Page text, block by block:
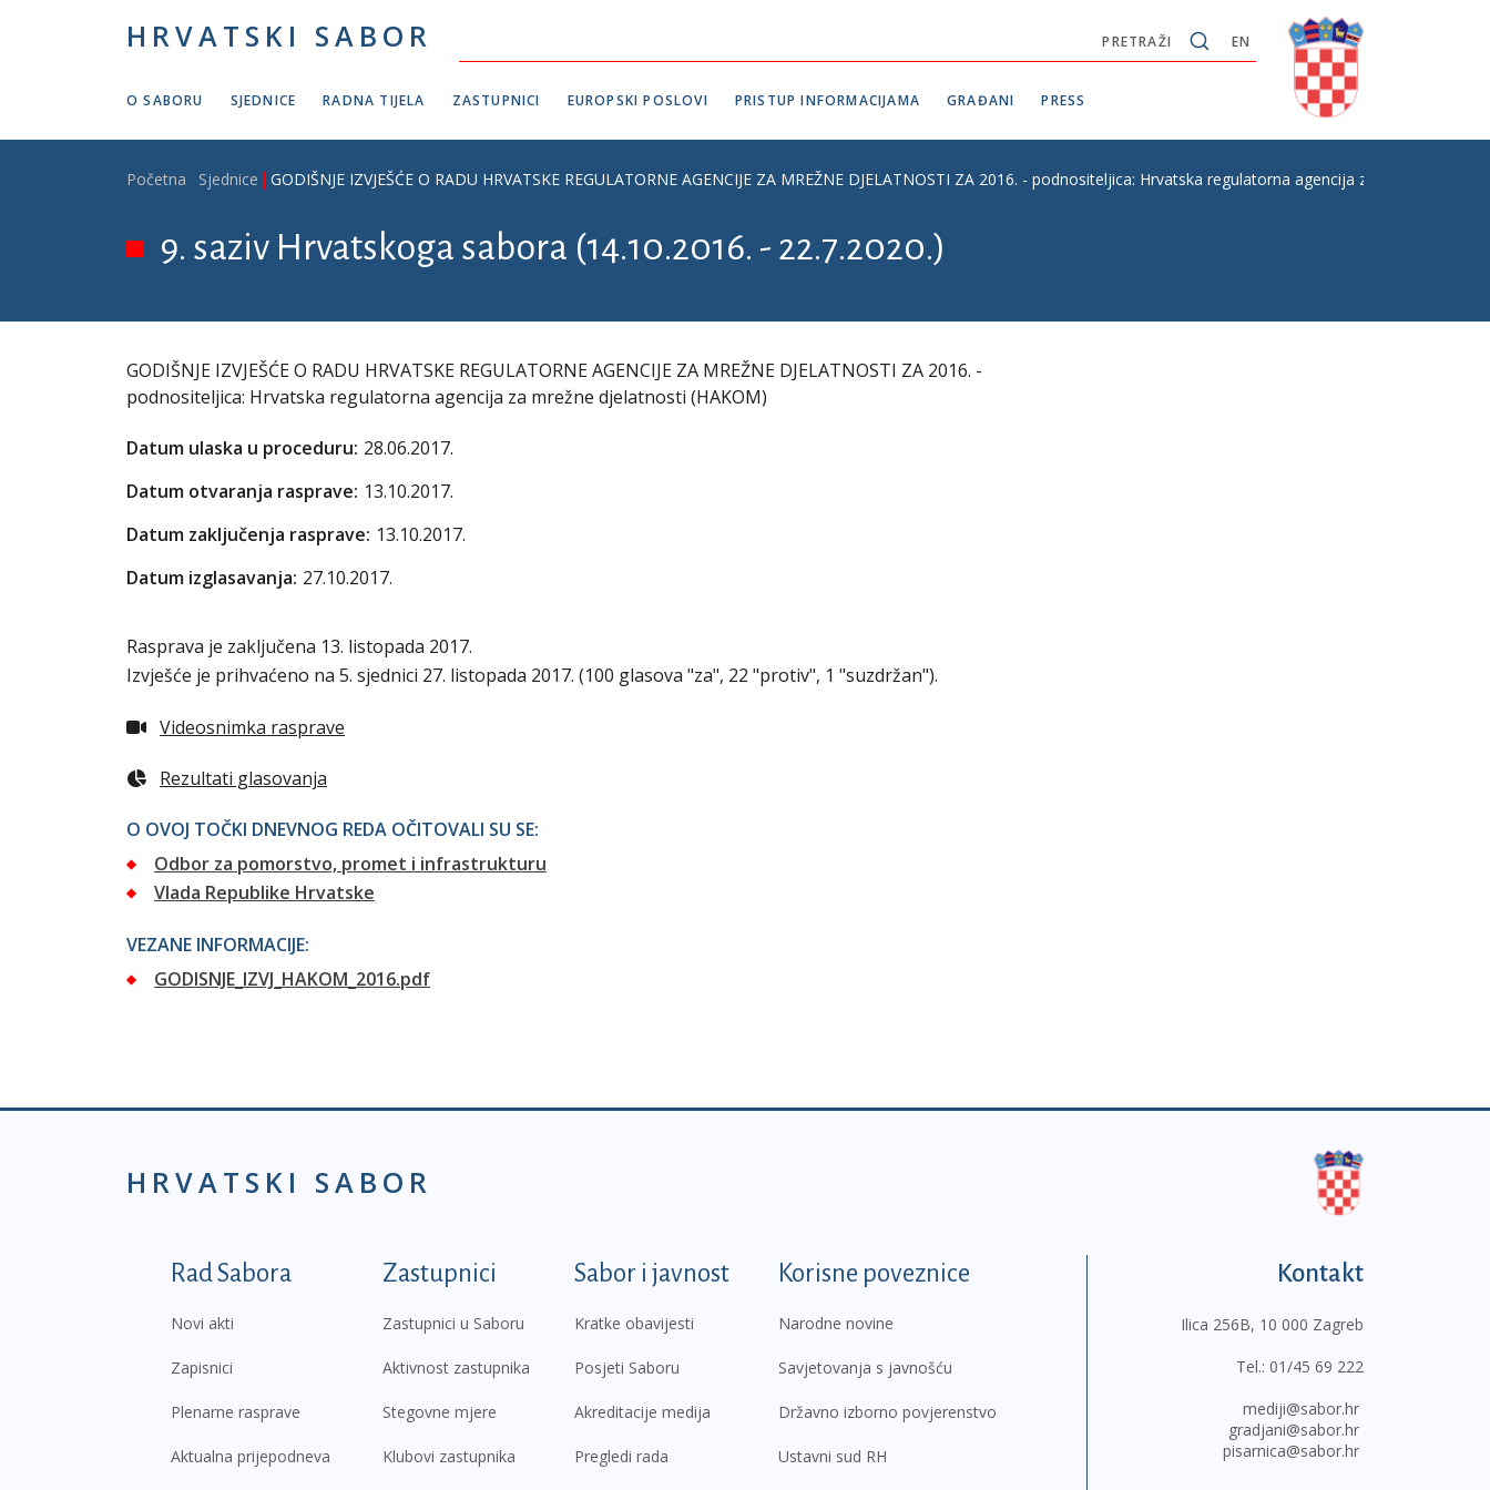
HRVATSKI SABOR EN
PRETRAŽI
O SABORU SJEDNICE RADNA TIJELA ZASTUPNICI EUROPSKI POSLOVI PRISTUP INFORMACIJAMA GRAĐANI PRESS
Breadcrumb
Početna Sjednice GODIŠNJE IZVJEŠĆE O RADU HRVATSKE REGULATORNE AGENCIJE ZA MREŽNE DJELATNOSTI ZA 2016. - podnositeljica: Hrvatska regulatorna agencija za mrežne
9. saziv Hrvatskoga sabora (14.10.2016. - 22.7.2020.)
GODIŠNJE IZVJEŠĆE O RADU HRVATSKE REGULATORNE AGENCIJE ZA MREŽNE DJELATNOSTI ZA 2016. -
podnositeljica: Hrvatska regulatorna agencija za mrežne djelatnosti (HAKOM)
Datum ulaska u proceduru: 28.06.2017.
Datum otvaranja rasprave: 13.10.2017.
Datum zaključenja rasprave: 13.10.2017.
Datum izglasavanja: 27.10.2017.
Rasprava je zaključena 13. listopada 2017.
Izvješće je prihvaćeno na 5. sjednici 27. listopada 2017. (100 glasova "za", 22 "protiv", 1 "suzdržan").
Videosnimka rasprave
Rezultati glasovanja
O OVOJ TOČKI DNEVNOG REDA OČITOVALI SU SE:
Odbor za pomorstvo, promet i infrastrukturu
Vlada Republike Hrvatske
VEZANE INFORMACIJE:
GODISNJE_IZVJ_HAKOM_2016.pdf
HRVATSKI SABOR
Podnožje prvi izbornik
Rad Sabora
Novi akti
Zapisnici
Plenarne rasprave
Aktualna prijepodneva
Zastupnici
Zastupnici u Saboru
Aktivnost zastupnika
Stegovne mjere
Klubovi zastupnika
Sabor i javnost
Kratke obavijesti
Posjeti Saboru
Akreditacije medija
Pregledi rada
Korisne poveznice
Narodne novine
Savjetovanja s javnošću
Državno izborno povjerenstvo
Ustavni sud RH
Kontakt
Ilica 256B, 10 000 Zagreb
Tel.: 01/45 69 222
mediji@sabor.hr
gradjani@sabor.hr
pisarnica@sabor.hr